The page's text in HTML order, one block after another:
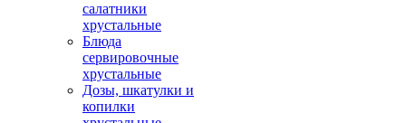
салатники
хрустальные
Блюда
сервировочные
хрустальные
Дозы, шкатулки и
копилки